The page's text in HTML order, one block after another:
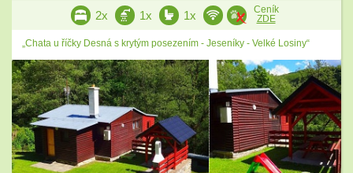
2x 1x 1x
Ceník
ZDE
„Chata u říčky Desná s krytým posezením - Jeseníky - Velké Losiny“